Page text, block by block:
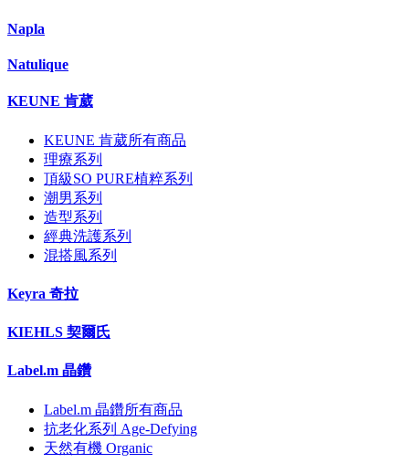
Napla
Natulique
KEUNE 肯葳
KEUNE 肯葳所有商品
理療系列
頂級SO PURE植粹系列
潮男系列
造型系列
經典洗護系列
混搭風系列
Keyra 奇拉
KIEHLS 契爾氏
Label.m 晶鑽
Label.m 晶鑽所有商品
抗老化系列 Age-Defying
天然有機 Organic